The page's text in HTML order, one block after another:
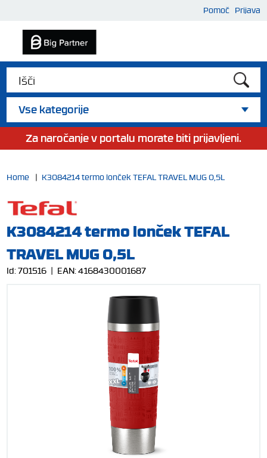
Pomoč Prijava
Vse kategorije
Za naročanje v portalu morate biti prijavljeni.
Home | K3084214 termo lonček TEFAL TRAVEL MUG 0,5L
K3084214 termo lonček TEFAL
TRAVEL MUG 0,5L
Id:701516 | EAN:4168430001687